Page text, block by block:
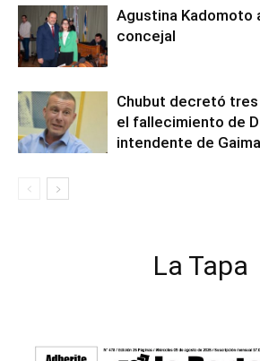
Agustina Kadomoto
concejal
Chubut decretó
el fallecimiento de
intendente de
La Tapa